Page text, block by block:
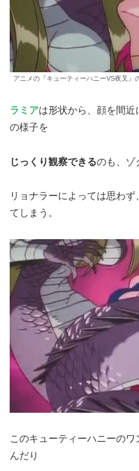
アニメの『キューティーハニーVS夜叉』
ラミアは形状から、顔を間
の様子を
じっくり観察できるのも、ゾ
リョナラーによっては思わず
てしまう。
このキューティーハニーの
んだり